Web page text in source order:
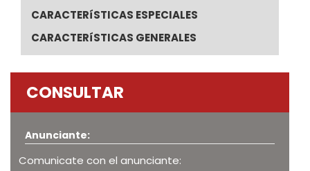
CARACTERíSTICAS ESPECIALES
CARACTERíSTICAS GENERALES
CONSULTAR
Anunciante:
Comunicate con el anunciante: